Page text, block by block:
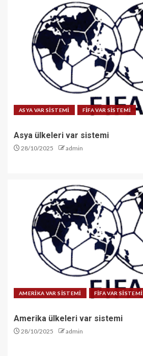
ASYA VAR SİSTEMİ FİFA VAR SİSTEMİ
Asya ülkeleri var sistemi
28/10/2025 admin
AMERİKA VAR SİSTEMİ FİFA VAR SİSTEMİ
Amerika ülkeleri var sistemi
28/10/2025 admin